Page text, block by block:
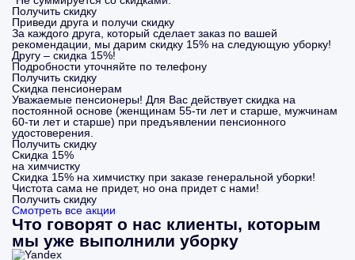
Получить скидку
Приведи друга и получи скидку
За каждого друга, который сделает заказ по вашей
рекомендации, мы дарим скидку 15% на следующую уборку!
Другу – скидка 15%!
Подробности уточняйте по телефону
Получить скидку
Скидка пенсионерам
Уважаемые пенсионеры! Для Вас действует скидка на
постоянной основе (женщинам 55-ти лет и старше, мужчинам
60-ти лет и старше) при предъявлении пенсионного
удостоверения.
Получить скидку
Скидка 15%
на химчистку
Скидка 15% на химчистку при заказе генеральной уборки!
Чистота сама не придет, но она придет с нами!
Получить скидку
Смотреть все акции
Что говорят о нас клиенты, которым
мы уже выполнили уборку